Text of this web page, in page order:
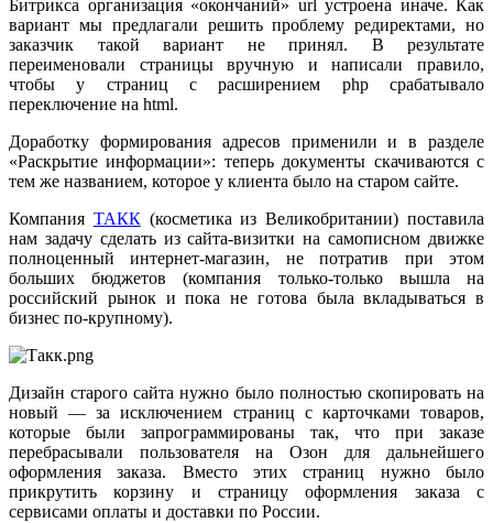
Битрикса организация «окончаний» url устроена иначе. Как
вариант мы предлагали решить проблему редиректами, но
заказчик такой вариант не принял. В результате
переименовали страницы вручную и написали правило,
чтобы у страниц с расширением php срабатывало
переключение на html.
Доработку формирования адресов применили и в разделе
«Раскрытие информации»: теперь документы скачиваются с
тем же названием, которое у клиента было на старом сайте.
Компания ТАКК(косметика из Великобритании) поставила
нам задачу сделать из сайта-визитки на самописном движке
полноценный интернет-магазин, не потратив при этом
больших бюджетов (компания только-только вышла на
российский рынок и пока не готова была вкладываться в
бизнес по-крупному).
Дизайн старого сайта нужно было полностью скопировать на
новый — за исключением страниц с карточками товаров,
которые были запрограммированы так, что при заказе
перебрасывали пользователя на Озон для дальнейшего
оформления заказа. Вместо этих страниц нужно было
прикрутить корзину и страницу оформления заказа с
сервисами оплаты и доставки по России.